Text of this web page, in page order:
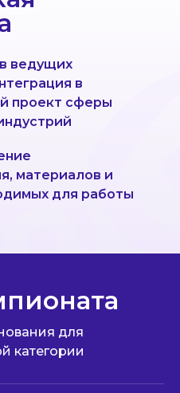
ведущих
в
проект сферы
материалов и
для работы
для
категории